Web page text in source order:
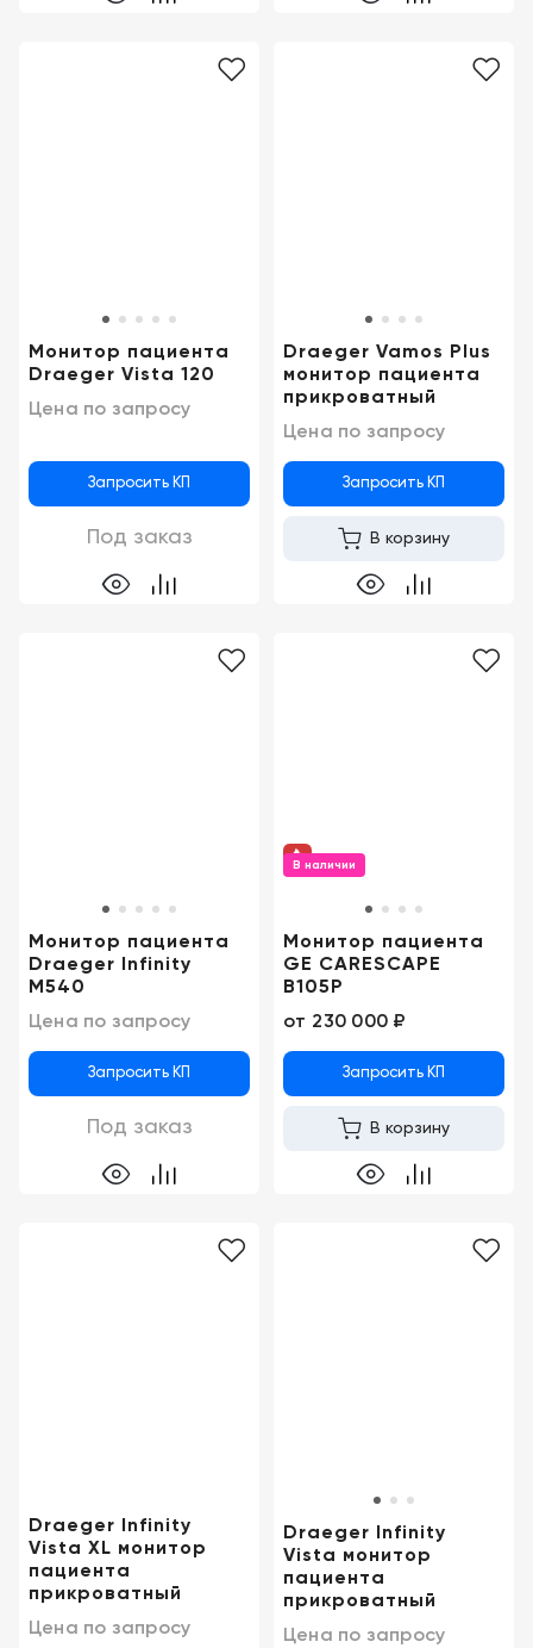
Монитор пациента
Draeger Vista 120
Цена по запросу
Запросить КП
Под заказ
Draeger Vamos Plus
монитор пациента
прикроватный
Цена по запросу
Запросить КП
В корзину
Монитор пациента
Draeger Infinity
M540
Цена по запросу
Запросить КП
Под заказ
В наличии
Монитор пациента
GE CARESCAPE
B105P
от 230 000 ₽
Запросить КП
В корзину
Draeger Infinity
Vista XL монитор
пациента
прикроватный
Цена по запросу
Draeger Infinity
Vista монитор
пациента
прикроватный
Цена по запросу